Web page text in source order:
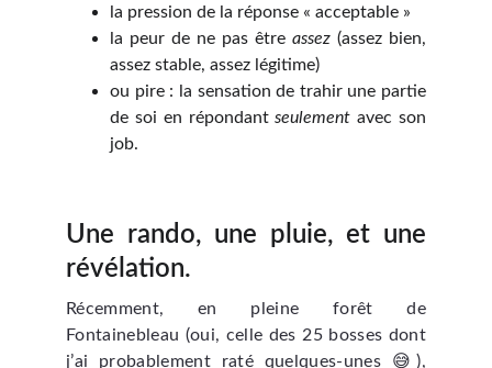
la pression de la réponse « acceptable »
la peur de ne pas être assez (assez bien,
assez stable, assez légitime)
ou pire : la sensation de trahir une partie
de soi en répondantseulement avec son
job.
Une rando, une pluie, et une
révélation.
Récemment, en pleine forêt de
Fontainebleau (oui, celle des 25 bosses dont
j’ai probablement raté quelques-unes 😅),